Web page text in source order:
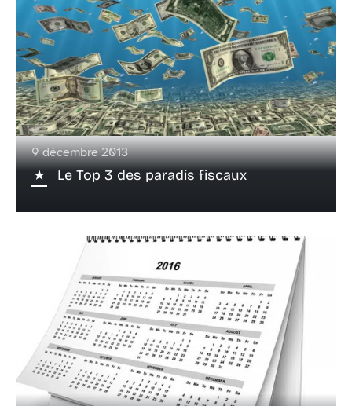
9 décembre 2013
Le Top 3 des paradis fiscaux